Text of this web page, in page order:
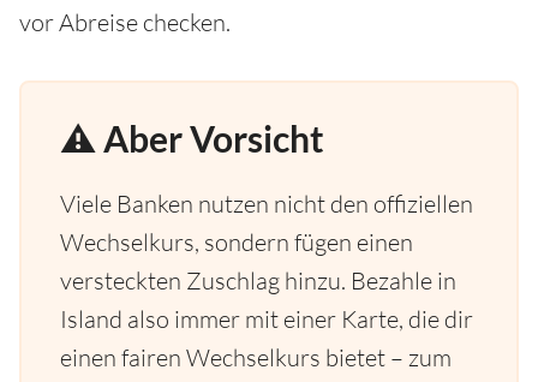
vor Abreise checken.
⚠️ Aber Vorsicht
Viele Banken nutzen nicht den offiziellen
Wechselkurs, sondern fügen einen
versteckten Zuschlag hinzu. Bezahle in
Island also immer mit einer Karte, die dir
einen fairen Wechselkurs bietet – zum